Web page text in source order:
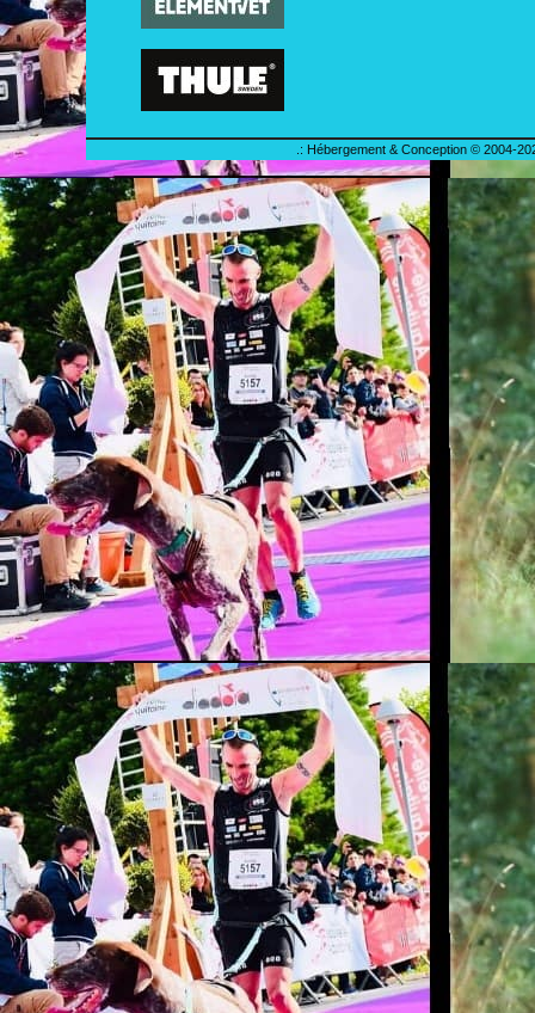
.: Hébergement & Conception © 2004-